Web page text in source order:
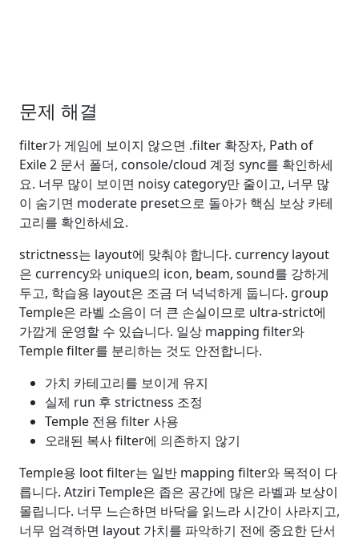
문제 해결
filter가 게임에 보이지 않으면 .filter 확장자, Path of
Exile 2 문서 폴더, console/cloud 계정 sync를 확인하세
요. 너무 많이 보이면 noisy category만 줄이고, 너무 많
이 숨기면 moderate preset으로 돌아가 핵심 보상 카테
고리를 확인하세요.
strictness는 layout에 맞춰야 합니다. currency layout
은 currency와 unique의 icon, beam, sound를 강하게
두고, 학습용 layout은 조금 더 넉넉하게 둡니다. group
Temple은 라벨 소음이 더 큰 손실이므로 ultra-strict에
가깝게 운영할 수 있습니다. 일상 mapping filter와
Temple filter를 분리하는 것도 안전합니다.
가치 카테고리를 보이게 유지
실제 run 후 strictness 조정
Temple 전용 filter 사용
오래된 복사 filter에 의존하지 않기
Temple용 loot filter는 일반 mapping filter와 목적이 다
릅니다. Atziri Temple은 좁은 공간에 많은 라벨과 보상이
몰립니다. 너무 느슨하면 바닥을 읽느라 시간이 사라지고,
너무 엄격하면 layout 가치를 파악하기 전에 중요한 단서